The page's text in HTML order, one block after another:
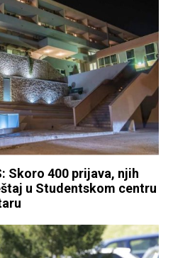
Skoro 400 prijava, njih
u Studentskom centru